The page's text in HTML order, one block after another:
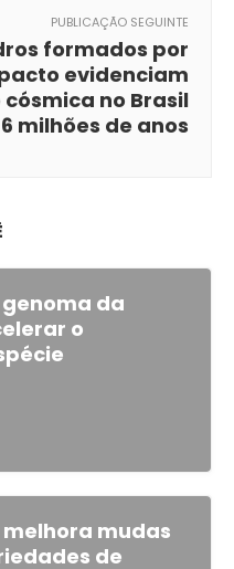
PUBLICAÇÃO SEGUINTE
formados por
evidenciam
no Brasil
milhões de anos
da
o
mudas
de